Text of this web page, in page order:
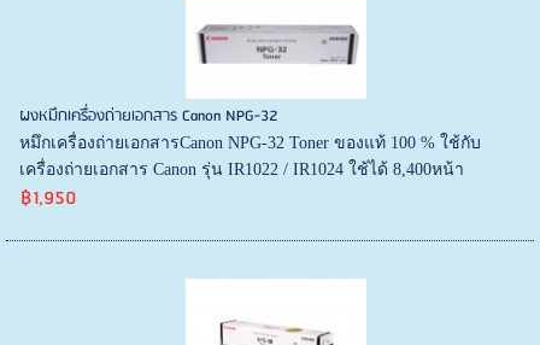
ผงหมึกเครื่องถ่ายเอกสาร Canon NPG-32
หมึกเครื่องถ่ายเอกสารCanon NPG-32 Toner ของแท้ 100 % ใช้กับ
เครื่องถ่ายเอกสาร Canon รุ่น IR1022 / IR1024 ใช้ได้ 8,400หน้า
฿1,950